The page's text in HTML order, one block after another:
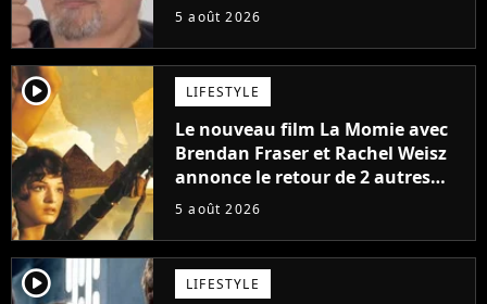
5 août 2026
player2 LIFESTYLE
Le nouveau film La Momie avec
Brendan Fraser et Rachel Weisz
annonce le retour de 2 autres
personnages emblématiques de
5 août 2026
player2 LIFESTYLE